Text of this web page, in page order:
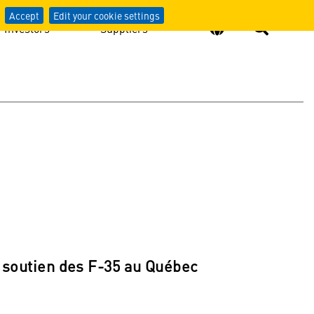
Accept Edit your cookie settings
Investors Suppliers
des F-35 au Québec